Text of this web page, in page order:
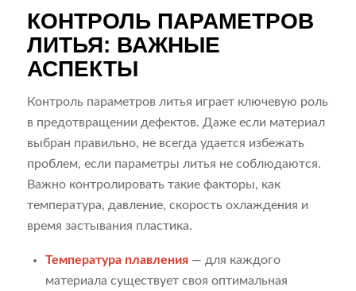
КОНТРОЛЬ ПАРАМЕТРОВ
ЛИТЬЯ: ВАЖНЫЕ
АСПЕКТЫ
Контроль параметров литья играет ключевую роль
в предотвращении дефектов. Даже если материал
выбран правильно, не всегда удается избежать
проблем, если параметры литья не соблюдаются.
Важно контролировать такие факторы, как
температура, давление, скорость охлаждения и
время застывания пластика.
Температура плавления— для каждого
материала существует своя оптимальная